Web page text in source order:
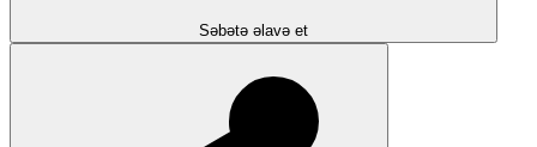
Səbətə əlavə et